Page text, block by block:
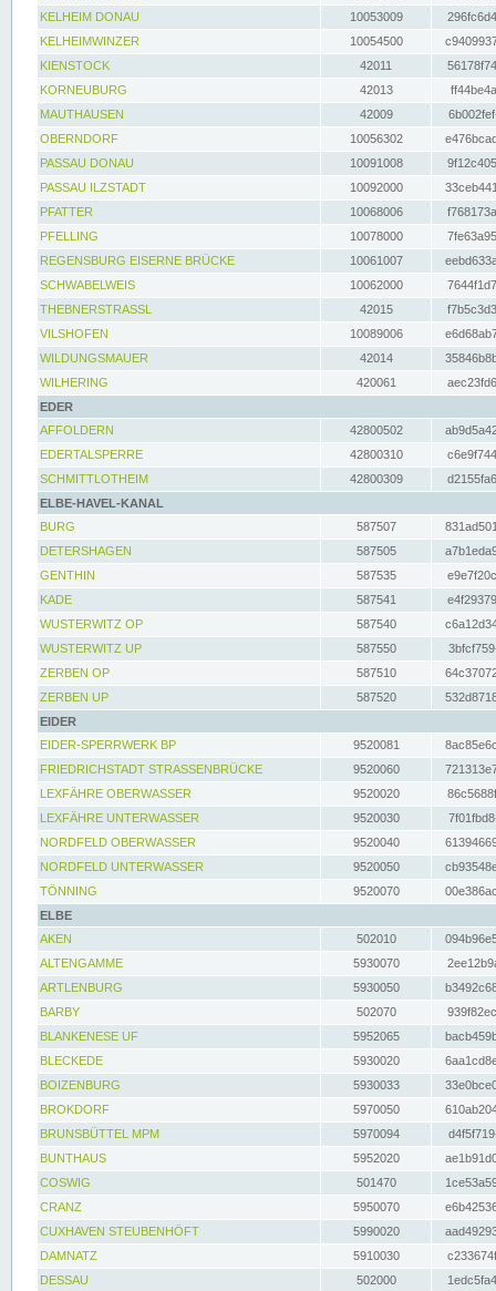
KELHEIM DONAU
10053009
KELHEIMWINZER
10054500
KIENSTOCK
42011
KORNEUBURG
42013
MAUTHAUSEN
42009
OBERNDORF
10056302
PASSAU DONAU
10091008
PASSAU ILZSTADT
10092000
PFATTER
10068006
PFELLING
10078000
REGENSBURG EISERNE BRÜCKE
10061007
SCHWABELWEIS
10062000
THEBNERSTRASSL
42015
VILSHOFEN
10089006
WILDUNGSMAUER
42014
WILHERING
420061
EDER
AFFOLDERN
42800502
EDERTALSPERRE
42800310
SCHMITTLOTHEIM
42800309
ELBE-HAVEL-KANAL
BURG
587507
DETERSHAGEN
587505
GENTHIN
587535
KADE
587541
WUSTERWITZ OP
587540
WUSTERWITZ UP
587550
ZERBEN OP
587510
ZERBEN UP
587520
EIDER
EIDER-SPERRWERK BP
9520081
FRIEDRICHSTADT STRASSENBRÜCKE
9520060
LEXFÄHRE OBERWASSER
9520020
LEXFÄHRE UNTERWASSER
9520030
NORDFELD OBERWASSER
9520040
NORDFELD UNTERWASSER
9520050
TÖNNING
9520070
ELBE
AKEN
502010
ALTENGAMME
5930070
ARTLENBURG
5930050
BARBY
502070
BLANKENESE UF
5952065
BLECKEDE
5930020
BOIZENBURG
5930033
BROKDORF
5970050
BRUNSBÜTTEL MPM
5970094
BUNTHAUS
5952020
COSWIG
501470
CRANZ
5950070
CUXHAVEN STEUBENHÖFT
5990020
DAMNATZ
5910030
DESSAU
502000